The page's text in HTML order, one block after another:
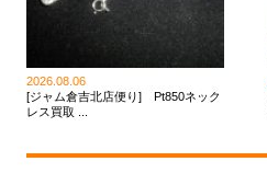
2026.08.06
[ジャム倉吉北店便り] Pt850ネック
レス買取 ...